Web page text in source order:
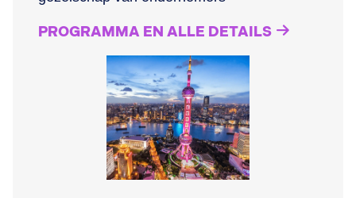
PROGRAMMA EN ALLE DETAILS